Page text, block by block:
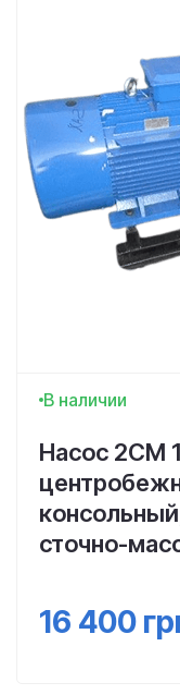
В наличии
Насос 2СМ
сточно-
16 400